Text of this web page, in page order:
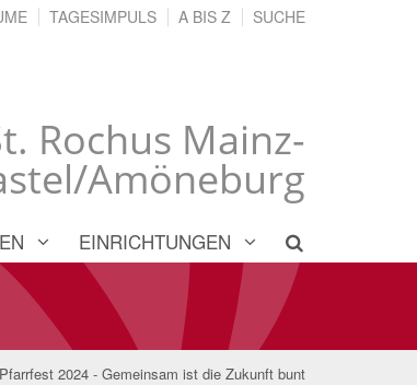
Rochus Mainz-
Amöneburg
TAGESIMPULS A BIS Z SUCHE
EINRICHTUNGEN
Pfarrfest 2024 - Gemeinsam ist die Zukunft bunt